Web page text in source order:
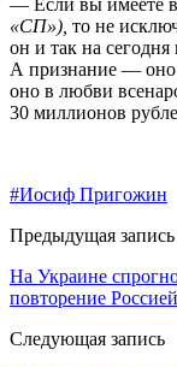
«СП»), то не
он и так на сегодня
А признание — оно
оно в любви
30 миллионов
#Иосиф Пригожин
Предыдущая запись
На Украине
повторение
Следующая запись